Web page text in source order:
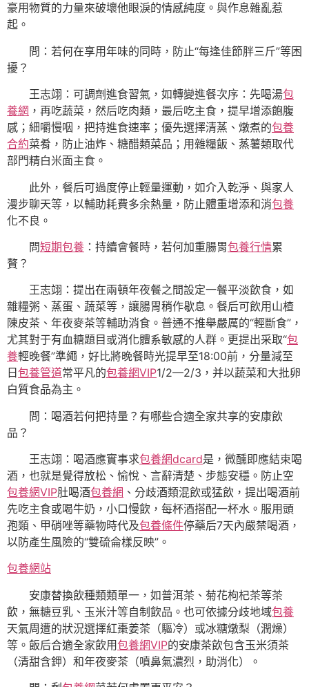
豪用物質的力量來破壞他眼淚的情感純度。與作息雜亂惹
起。
問：若何在享用年味的同時，防止“每逢佳節胖三斤”等困
擾？
王志翊：可調劑進食習氣，如轉變進餐次序：先喝湯包
養網 ，再吃蔬菜，然后吃肉類，最后吃主食，提早增添飽腹
感；細嚼慢咽，把持進食速率；優先選擇清蒸、燉煮的包養
合約菜肴，防止油炸、糖醋類菜品；用雜糧飯、蒸薯類取代
部門精白米面主食。
此外，餐后可過度停止輕量運動，如介入乾淨、與家人
漫步聊天等，以輔助耗費多余熱量，防止體重增添和消包養
化不良。
問短期包養 ：持續會餐時，若何加重腸胃包養行情累
贅？
王志翊：提出在兩頓年夜餐之間設定一餐平淡飲食，如
雜糧粥、蒸蛋、蔬菜等，讓腸胃稍作歇息。餐后可飲用山楂
陳皮茶、年夜麥茶等輔助消食。普通不推舉嚴厲的“輕斷食”，
尤其對于有血糖題目或消化體系敏感的人群。更提出采取“包
養輕晚餐”準繩，好比將晚餐時光提早至18:00前，分量減至
日 包養管道常平凡的包養網VIP1/2—2/3，并以蔬菜和大批卵
白質食品為主。
問：喝酒若何把持量？有哪些合適全家共享的安康飲
品？
王志翊：喝酒應實事求包養網dcard是，微醺即應結束喝
酒，也就是覺得放松、愉悅、言辭清楚、步態安穩。防止空
包養網VIP肚喝酒包養網 、分歧酒類混飲或猛飲，提出喝酒前
先吃主食或喝牛奶，小口慢飲，每杯酒搭配一杯水。服用頭
孢類、甲硝唑等藥物時代及包養條件停藥后7天內嚴禁喝酒，
以防產生風險的“雙硫侖樣反映”。
包養網站
安康替換飲種類類單一，如普洱茶、菊花枸杞茶等茶
飲，無糖豆乳、玉米汁等自制飲品。也可依據分歧地域包養
天氣周遭的狀況選擇紅棗姜茶（驅冷）或冰糖燉梨（潤燥）
等。飯后合適全家飲用包養網VIP的安康茶飲包含玉米須茶
（清甜含鉀）和年夜麥茶（噴鼻氣濃烈，助消化）。